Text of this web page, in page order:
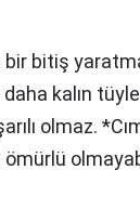
bir bitiş
daha kalın
olmaz.
ömürlü